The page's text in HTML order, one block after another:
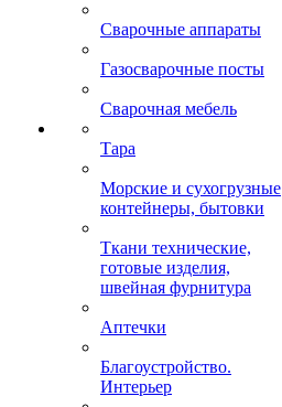
Сварочные аппараты
Газосварочные посты
Сварочная мебель
Тара
Морские и сухогрузные
контейнеры, бытовки
Ткани технические,
готовые изделия,
швейная фурнитура
Аптечки
Благоустройство.
Интерьер